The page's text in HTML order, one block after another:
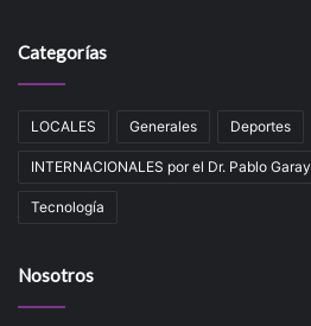
Categorías
LOCALES Generales Deportes
INTERNACIONALES por el Dr. Pablo Garay
Tecnologí­a
Nosotros